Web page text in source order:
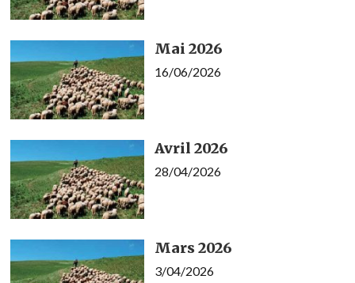
Mai 2026
16/06/2026
Avril 2026
28/04/2026
Mars 2026
3/04/2026